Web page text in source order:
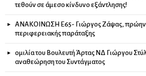
τεθούν σε άμεσο κίνδυνο εξάντλησης!
ΑΝΑΚΟΙΝΩΣΗ Ε65- Γιώργος Ζάψας, πρώην
περιφερειακής παράταξης
ομιλία του Βουλευτή Άρτας ΝΔ Γιώργου
αναθεώρηση του Συντάγματος